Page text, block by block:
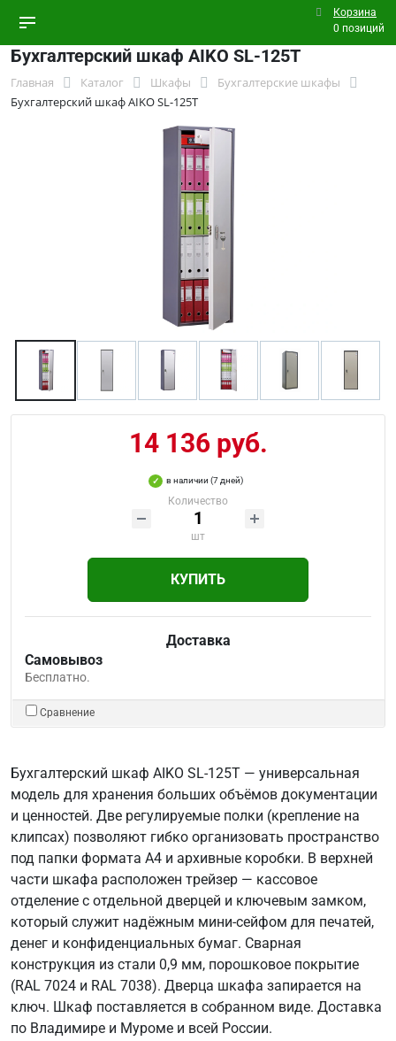
Корзина
0 позиций
Бухгалтерский шкаф AIKO SL-125Т
Главная Каталог Шкафы
Бухгалтерские шкафы
Бухгалтерский шкаф AIKO SL-125Т
14 136 руб.
в наличии (7 дней)
Количество
шт
КУПИТЬ
Доставка
Самовывоз
Бесплатно.
Сравнение
Бухгалтерский шкаф AIKO SL-125Т — универсальная
модель для хранения больших объёмов документации
и ценностей. Две регулируемые полки (крепление на
клипсах) позволяют гибко организовать пространство
под папки формата А4 и архивные коробки. В верхней
части шкафа расположен трейзер — кассовое
отделение с отдельной дверцей и ключевым замком,
который служит надёжным мини-сейфом для печатей,
денег и конфиденциальных бумаг. Сварная
конструкция из стали 0,9 мм, порошковое покрытие
(RAL 7024 и RAL 7038). Дверца шкафа запирается на
ключ. Шкаф поставляется в собранном виде. Доставка
по Владимире и Муроме и всей России.